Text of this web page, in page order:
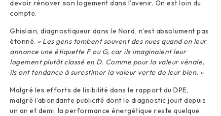
devoir rénover son logement dans l’avenir. On est loin du
compte.
Ghislain, diagnostiqueur dans le Nord, n’est absolument pas
étonné. « Les gens tombent souvent des nues quand on leur
annonce une étiquette F ou G, car ils imaginaient leur
logement plutôt classé en D. Comme pour la valeur vénale,
ils ont tendance à surestimer la valeur verte de leur bien. »
Malgré les efforts de lisibilité dans le rapport du DPE,
malgré l’abondante publicité dont le diagnostic jouit depuis
un an et demi, la performance énergétique reste quelque